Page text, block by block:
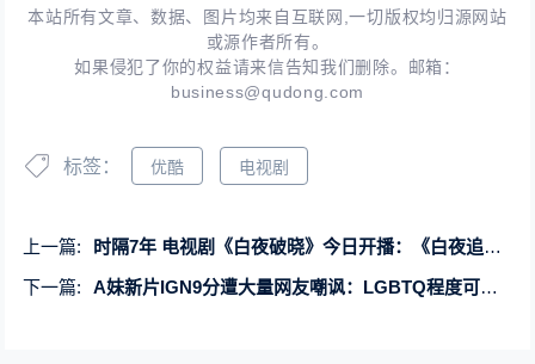
本站所有文章、数据、图片均来自互联网,一切版权均归源网站
或源作者所有。
如果侵犯了你的权益请来信告知我们删除。邮箱：
business@qudong.com
标签： 优酷 电视剧
上一篇:
时隔7年 电视剧《白夜破晓》今日开播：《白夜追凶》原班人马回归
下一篇:
A妹新片IGN9分遭大量网友嘲讽：LGBTQ程度可见一斑